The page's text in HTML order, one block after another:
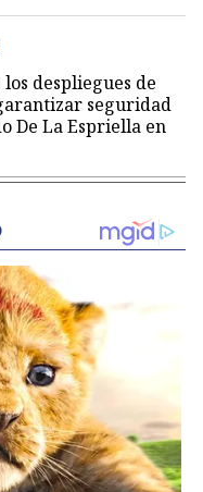
los despliegues de
seguridad
De La Espriella en